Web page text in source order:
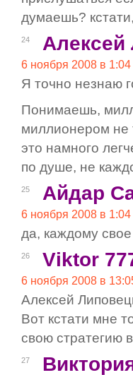
думаешь?
24 Алексей
6 ноября 2008 в 1:04
Я точно незнаю
Понимаешь,
миллионером не
это намного
по душе, не
25 Айдар
6 ноября 2008 в 1:04
да, каждому
26 Viktor
6 ноября 2008 в
Алексей
Вот кстати мне
свою стратегию
27